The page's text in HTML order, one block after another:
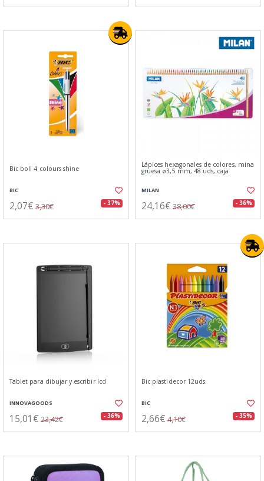
Bic boli 4 colours shine
BIC
2,07€ 3,30€ - 37%
Lápices hexagonales de colores, mina
gruesa ø3,5 mm, 48 uds, caja
MILAN
24,16€ 38,00€ - 36%
Tablet para dibujar y escribir lcd
INNOVAGOODS
15,01€ 23,42€ - 36%
Bic plastidecor 12uds.
BIC
2,66€ 4,10€ - 35%